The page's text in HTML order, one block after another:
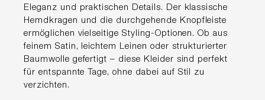
Eleganz und praktischen Details. Der klassische
Hemdkragen und die durchgehende Knopfleiste
ermöglichen vielseitige Styling-Optionen. Ob aus
feinem Satin, leichtem Leinen oder strukturierter
Baumwolle gefertigt – diese Kleider sind perfekt
für entspannte Tage, ohne dabei auf Stil zu
verzichten.